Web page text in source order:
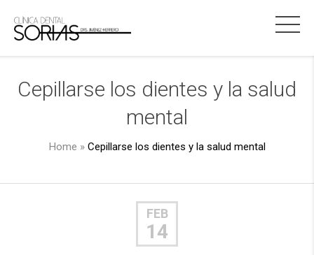
Cepillarse los dientes y la salud
mental
Home » Cepillarse los dientes y la salud mental
FEB
14